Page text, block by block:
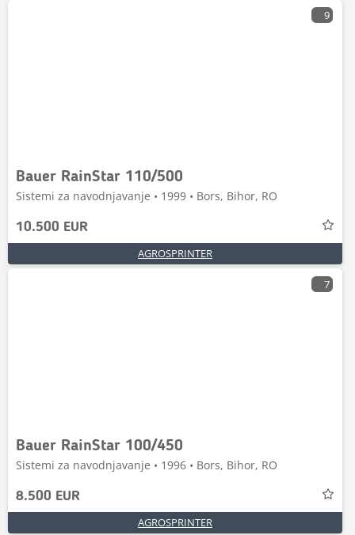
9
Bauer RainStar 110/500
Sistemi za navodnjavanje • 1999 • Bors, Bihor, RO
10.500 EUR
AGROSPRINTER
7
Bauer RainStar 100/450
Sistemi za navodnjavanje • 1996 • Bors, Bihor, RO
8.500 EUR
AGROSPRINTER